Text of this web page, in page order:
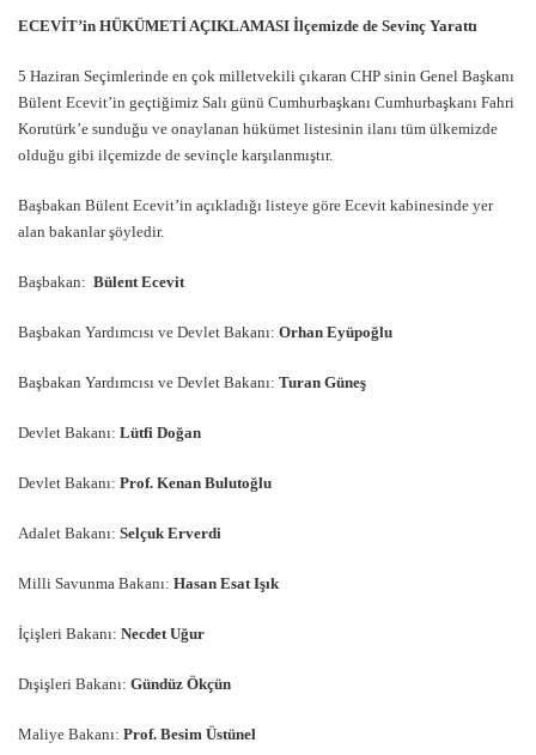
ECEVİT’in HÜKÜMETİ AÇIKLAMASI İlçemizde de Sevinç Yarattı
5 Haziran Seçimlerinde en çok milletvekili çıkaran CHP sinin Genel Başkanı
Bülent Ecevit’in geçtiğimiz Salı günü Cumhurbaşkanı Cumhurbaşkanı Fahri
Korutürk’e sunduğu ve onaylanan hükümet listesinin ilanı tüm ülkemizde
olduğu gibi ilçemizde de sevinçle karşılanmıştır.
Başbakan Bülent Ecevit’in açıkladığı listeye göre Ecevit kabinesinde yer
alan bakanlar şöyledir.
Başbakan: Bülent Ecevit
Başbakan Yardımcısı ve Devlet Bakanı: Orhan Eyüpoğlu
Başbakan Yardımcısı ve Devlet Bakanı: Turan Güneş
Devlet Bakanı: Lütfi Doğan
Devlet Bakanı: Prof. Kenan Bulutoğlu
Adalet Bakanı: Selçuk Erverdi
Milli Savunma Bakanı: Hasan Esat Işık
İçişleri Bakanı: Necdet Uğur
Dışişleri Bakanı: Gündüz Ökçün
Maliye Bakanı: Prof. Besim Üstünel